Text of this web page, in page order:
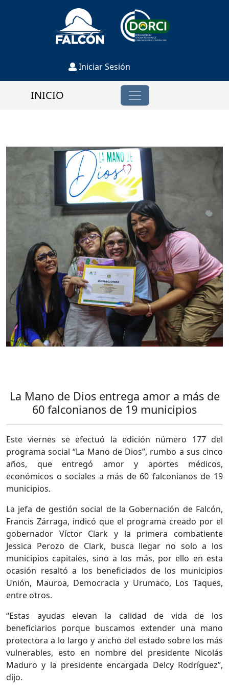
Iniciar Sesión
INICIO
La Mano de Dios entrega amor a más de
60 falconianos de 19 municipios
Este viernes se efectuó la edición número 177 del
programa social “La Mano de Dios”, rumbo a sus cinco
años, que entregó amor y aportes médicos,
económicos o sociales a más de 60 falconianos de 19
municipios.
La jefa de gestión social de la Gobernación de Falcón,
Francis Zárraga, indicó que el programa creado por el
gobernador Víctor Clark y la primera combatiente
Jessica Perozo de Clark, busca llegar no solo a los
municipios capitales, sino a los más, por ello en esta
ocasión resaltó a los beneficiados de los municipios
Unión, Mauroa, Democracia y Urumaco, Los Taques,
entre otros.
“Estas ayudas elevan la calidad de vida de los
beneficiarios porque buscamos extender una mano
protectora a lo largo y ancho del estado sobre los más
vulnerables, esto en nombre del presidente Nicolás
Maduro y la presidente encargada Delcy Rodríguez”,
dijo.